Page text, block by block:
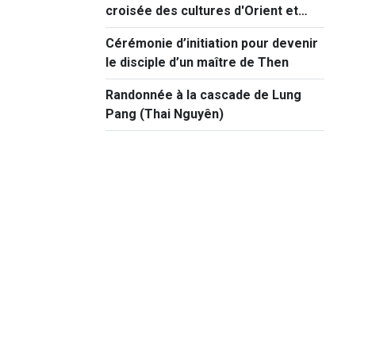
croisée des cultures d'Orient et
d'Occident
Cérémonie d’initiation pour devenir
le disciple d’un maître de Then
Randonnée à la cascade de Lung
Pang (Thai Nguyên)